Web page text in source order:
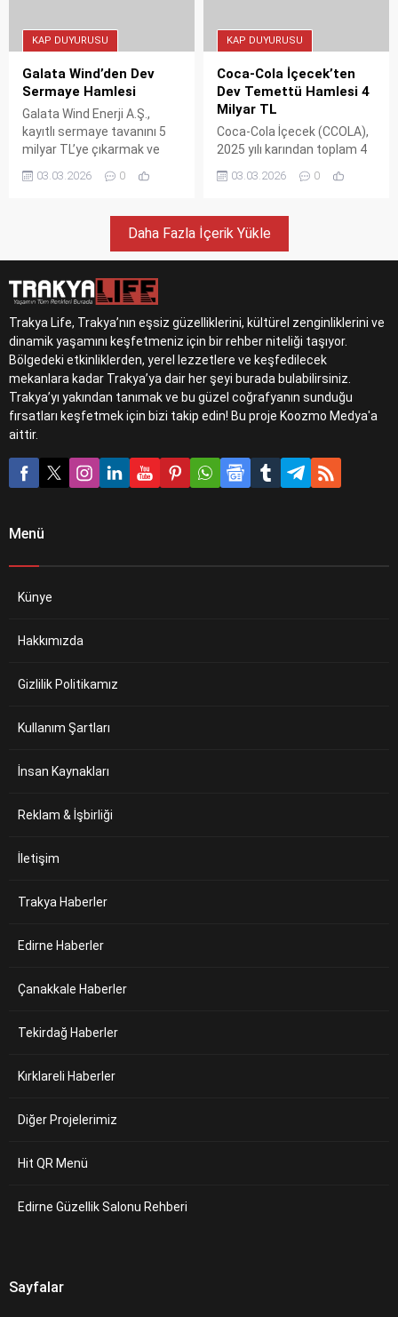
KAP DUYURUSU
Galata Wind’den Dev
Sermaye Hamlesi
Galata Wind Enerji A.Ş.,
kayıtlı sermaye tavanını 5
milyar TL’ye çıkarmak ve
uzatmak için SPK'ya
büyüme stratejisinin
03.03.2026 0
KAP DUYURUSU
Coca-Cola İçecek’ten
Dev Temettü Hamlesi 4
Milyar TL
Coca-Cola İçecek (CCOLA),
2025 yılı karından toplam 4
kararı aldı. Ödemeler 12
03.03.2026 0
Daha Fazla İçerik Yükle
Trakya Life, Trakya’nın eşsiz güzelliklerini, kültürel zenginliklerini ve
dinamik yaşamını keşfetmeniz için bir rehber niteliği taşıyor.
Bölgedeki etkinliklerden, yerel lezzetlere ve keşfedilecek
mekanlara kadar Trakya’ya dair her şeyi burada bulabilirsiniz.
Trakya’yı yakından tanımak ve bu güzel coğrafyanın sunduğu
fırsatları keşfetmek için bizi takip edin! Bu proje Koozmo Medya'a
aittir.
Menü
Künye
Hakkımızda
Gizlilik Politikamız
Kullanım Şartları
İnsan Kaynakları
Reklam & İşbirliği
İletişim
Trakya Haberler
Edirne Haberler
Çanakkale Haberler
Tekirdağ Haberler
Kırklareli Haberler
Diğer Projelerimiz
Hit QR Menü
Edirne Güzellik Salonu Rehberi
Sayfalar